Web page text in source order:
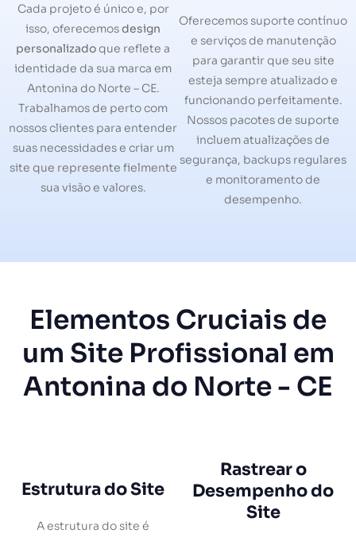
Cada projeto é único e, por
isso, oferecemosdesign
personalizadoque reflete a
identidade da sua marca em
Antonina do Norte – CE.
Trabalhamos de perto com
nossos clientes para entender
suas necessidades e criar um
site que represente fielmente
sua visão e valores.
Oferecemos suporte contínuo
e serviços de manutenção
para garantir que seu site
esteja sempre atualizado e
funcionando perfeitamente.
Nossos pacotes de suporte
incluem atualizações de
segurança, backups regulares
e monitoramento de
desempenho.
Elementos Cruciais de
um Site Profissional em
Antonina do Norte - CE
Estrutura do Site
A estrutura do site é
Rastrear o
Desempenho do
Site